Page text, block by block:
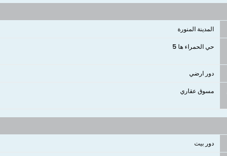
المدينة المنورة
حي الحمراء ها 5
دور ارضي
مسوق عقاري
دور بيت